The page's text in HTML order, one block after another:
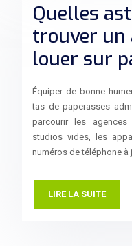
Quelles
trouver un
louer sur
Équiper de bonne
tas de paperasses
parcourir les
studios vides, les
numéros de téléphone à
LIRE LA SUITE